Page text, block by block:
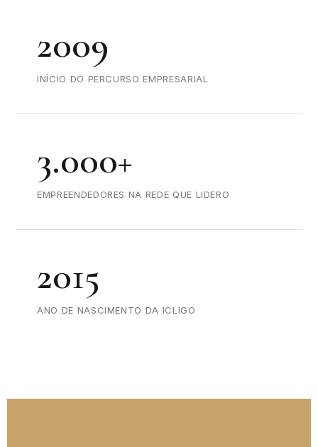
2009
INÍCIO DO PERCURSO EMPRESARIAL
3.000+
EMPREENDEDORES NA REDE QUE LIDERO
2015
ANO DE NASCIMENTO DA ICLIGO